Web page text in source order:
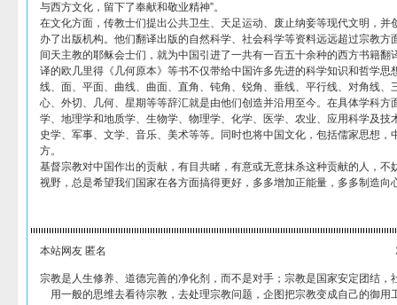
与西方文化，留下了奉献和敬业精神”。
在文化方面，传教士们提出公共卫生、天足运动、废止纳妾等现代文明，并
办了出版机构。他们翻译出版的自然科学、社会科学等资料远远超过宗教方
间天主教的耶稣会士们，就为中国引进了一共有一百五十余种的西方书籍翻
译的欧几里得《几何原本》等书不仅带给中国许多先进的科学知识和哲学思
线、面、平面、曲线、曲面、直角、钝角、锐角、垂线、平行线、对角线、
心、外切、几何、星期等等辞汇就是由他们创造并沿用至今。在具体学科方
学、地理学和地质学、生物学、物理学、化学、医学、农业、应用科学及技
史学、军事、文学、音乐、美术等等。同时也将中国文化，包括儒家思想，
方。
基督宗教对中国作出的贡献，有目共睹，有意或无意抹杀这种贡献的人，不
视野，总是希望我们国家在各方面搞得更好，多多增加正能量，多多制造向
本站网友 匿名
宗教是人生修养、道德完善的净化剂，而不是对手；宗教是国家安定团结，
用一般的思维去看待宗教，去处理宗教问题，企图把宗教变成自己的御用